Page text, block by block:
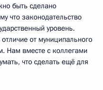
быть сделано
что законодательство
уровень.
от муниципального
Нам вместе с коллегами
что сделать ещё для